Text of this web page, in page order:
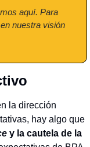
aquí. Para
nuestra visión
la dirección
hay algo que
y la cautela de la